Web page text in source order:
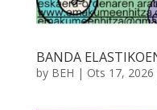
BANDA
by BEH | Ots 17, 2026